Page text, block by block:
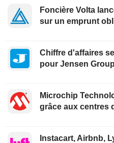
Foncière Volta
sur un emprunt
Chiffre d'affaires
pour Jensen Group
Microchip
grâce aux centres
Instacart, Airbnb,